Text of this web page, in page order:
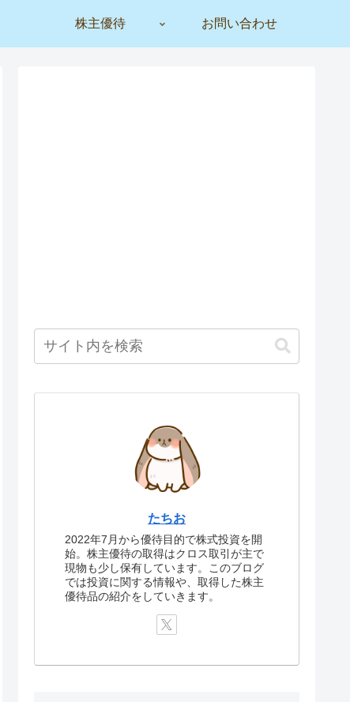
株主優待 お問い合わせ
たちお
2022年7月から優待目的で株式投資を開
始。株主優待の取得はクロス取引が主で
現物も少し保有しています。このブログ
では投資に関する情報や、取得した株主
優待品の紹介をしていきます。